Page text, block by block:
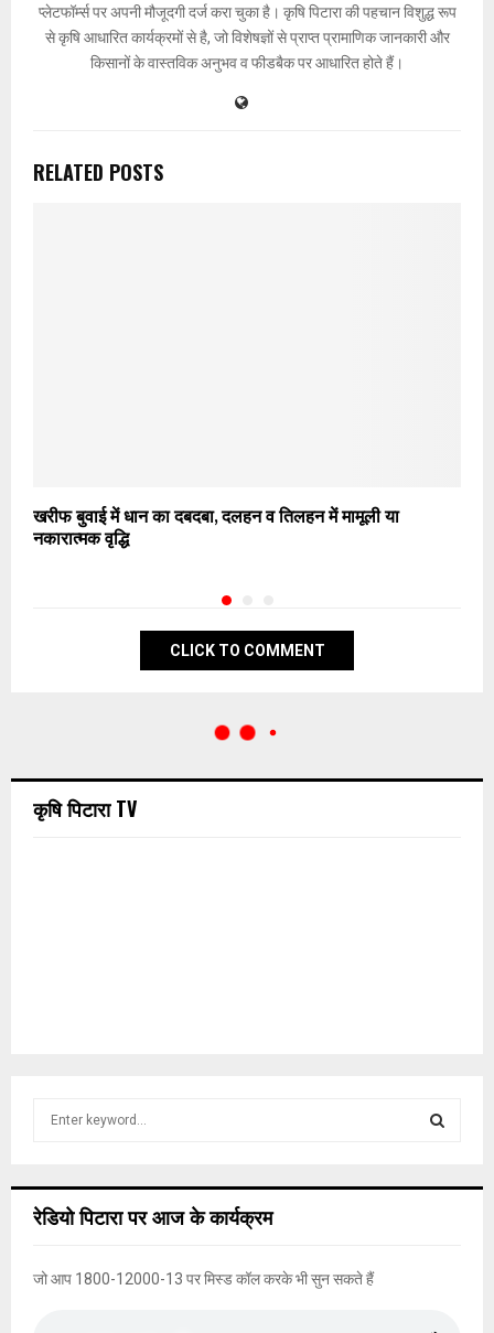
प्लेटफॉर्म्स पर अपनी मौजूदगी दर्ज करा चुका है। कृषि पिटारा की पहचान विशुद्ध रूप
से कृषि आधारित कार्यक्रमों से है, जो विशेषज्ञों से प्राप्त प्रामाणिक जानकारी और
किसानों के वास्तविक अनुभव व फीडबैक पर आधारित होते हैं।
RELATED POSTS
खरीफ बुवाई में धान का दबदबा, दलहन व तिलहन में मामूली या
नकारात्मक वृद्धि
CLICK TO COMMENT
कृषि पिटारा TV
h
o
रेडियो पिटारा पर आज के कार्यक्रम
जो आप 1800-12000-13 पर मिस्ड कॉल करके भी सुन सकते हैं